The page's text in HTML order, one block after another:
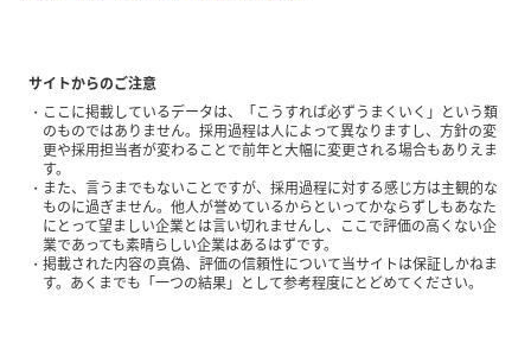
サイトからのご注意
ここに掲載しているデータは、「こうすれば必ずうまくいく」という類
のものではありません。採用過程は人によって異なりますし、方針の変
更や採用担当者が変わることで前年と大幅に変更される場合もありえま
す。
また、言うまでもないことですが、採用過程に対する感じ方は主観的な
ものに過ぎません。他人が誉めているからといってかならずしもあなた
にとって望ましい企業とは言い切れませんし、ここで評価の高くない企
業であっても素晴らしい企業はあるはずです。
掲載された内容の真偽、評価の信頼性について当サイトは保証しかねま
す。あくまでも「一つの結果」として参考程度にとどめてください。